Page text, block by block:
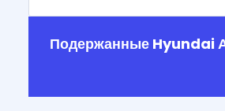
Подержанные Hyundai